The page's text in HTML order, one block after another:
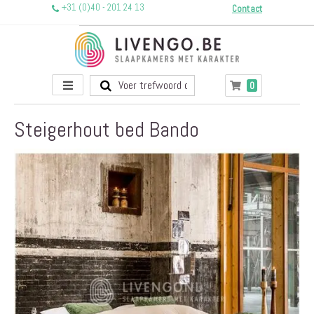
+31 (0)40 - 201 24 13 Contact
Toggle
Nav
Winkelwagen
0producten
Steigerhout bed Bando
Ga
naar
einde
van
de
afbeeldingen-
gallerij